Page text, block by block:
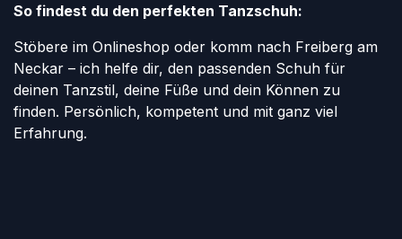
So findest du den perfekten Tanzschuh:
Stöbere im Onlineshop oder komm nach Freiberg am
Neckar – ich helfe dir, den passenden Schuh für
deinen Tanzstil, deine Füße und dein Können zu
finden. Persönlich, kompetent und mit ganz viel
Erfahrung.